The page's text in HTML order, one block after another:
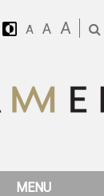
A A A
MENU